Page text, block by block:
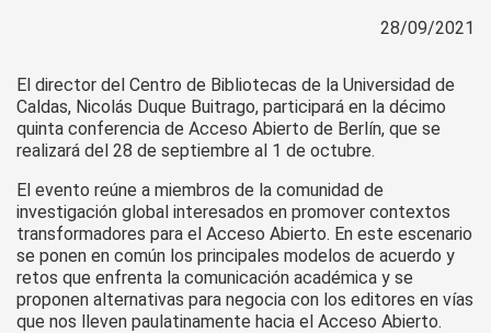
28/09/2021
El director del Centro de Bibliotecas de la Universidad de
Caldas, Nicolás Duque Buitrago, participará en la décimo
quinta conferencia de Acceso Abierto de Berlín, que se
realizará del 28 de septiembre al 1 de octubre.
El evento reúne a miembros de la comunidad de
investigación global interesados ​​en promover contextos
transformadores para el Acceso Abierto. En este escenario
se ponen en común los principales modelos de acuerdo y
retos que enfrenta la comunicación académica y se
proponen alternativas para negocia con los editores en vías
que nos lleven paulatinamente hacia el Acceso Abierto.